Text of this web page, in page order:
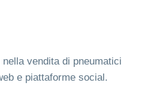
vendita di pneumatici
e piattaforme social.